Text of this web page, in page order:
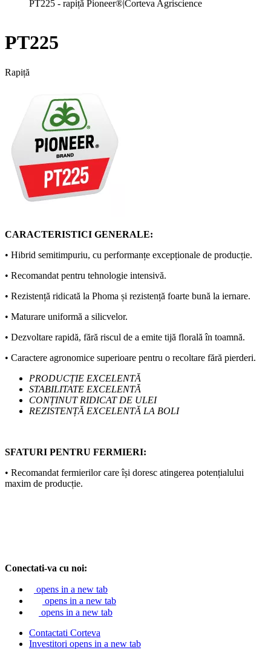
PT225 - rapiță Pioneer®|Corteva Agriscience
PT225
Rapiță
CARACTERISTICI GENERALE:
• Hibrid semitimpuriu, cu performanțe excepționale de producție.
• Recomandat pentru tehnologie intensivă.
• Rezistență ridicată la Phoma și rezistență foarte bună la iernare.
• Maturare uniformă a silicvelor.
• Dezvoltare rapidă, fără riscul de a emite tijă florală în toamnă.
• Caractere agronomice superioare pentru o recoltare fără pierderi.
PRODUCȚIE EXCELENTĂ
STABILITATE EXCELENTĂ
CONȚINUT RIDICAT DE ULEI
REZISTENȚĂ EXCELENTĂ LA BOLI
SFATURI PENTRU FERMIERI:
• Recomandat fermierilor care își doresc atingerea potențialului
maxim de producție.
Conectati-va cu noi:
opens in a new tab
opens in a new tab
opens in a new tab
Contactati Corteva
Investitori opens in a new tab